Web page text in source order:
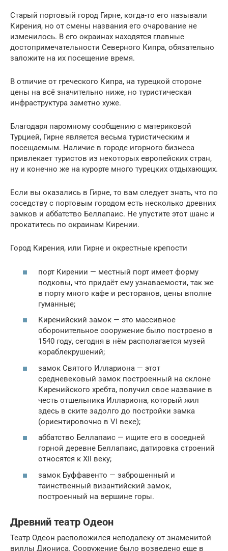
Старый портовый город Гирне, когда-то его называли
Кирения, но от смены названия его очарование не
изменилось. В его окраинах находятся главные
достопримечательности Северного Кипра, обязательно
заложите на их посещение время.
В отличие от греческого Кипра, на турецкой стороне
цены на всё значительно ниже, но туристическая
инфраструктура заметно хуже.
Благодаря паромному сообщению с материковой
Турцией, Гирне является весьма туристическим и
посещаемым. Наличие в городе игорного бизнеса
привлекает туристов из некоторых европейских стран,
ну и конечно же на курорте много турецких отдыхающих.
Если вы оказались в Гирне, то вам следует знать, что по
соседству с портовым городом есть несколько древних
замков и аббатство Беллапаис. Не упустите этот шанс и
прокатитесь по окраинам Кирении.
Город Кирения, или Гирне и окрестные крепости
порт Кирении — местный порт имеет форму
подковы, что придаёт ему узнаваемости, так же
в порту много кафе и ресторанов, цены вполне
гуманные;
Киренийский замок — это массивное
оборонительное сооружение было построено в
1540 году, сегодня в нём располагается музей
кораблекрушений;
замок Святого Иллариона — этот
средневековый замок построенный на склоне
Киренийского хребта, получил свое название в
честь отшельника Иллариона, который жил
здесь в ските задолго до постройки замка
(ориентировочно в VI веке);
аббатство Беллапаис — ищите его в соседней
горной деревне Беллапаис, датировка строений
относятся к XII веку;
замок Буффавенто — заброшенный и
таинственный византийский замок,
построенный на вершине горы.
Древний театр Одеон
Театр Одеон расположился неподалеку от знаменитой
виллы Диониса. Сооружение было возведено еще в